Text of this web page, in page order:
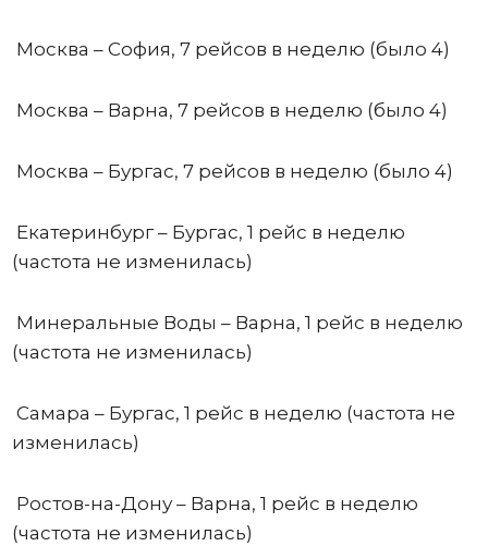
Москва – София, 7 рейсов в неделю (было 4)
Москва – Варна, 7 рейсов в неделю (было 4)
Москва – Бургас, 7 рейсов в неделю (было 4)
Екатеринбург – Бургас, 1 рейс в неделю
(частота не изменилась)
Минеральные Воды – Варна, 1 рейс в неделю
(частота не изменилась)
Самара – Бургас, 1 рейс в неделю (частота не
изменилась)
Ростов-на-Дону – Варна, 1 рейс в неделю
(частота не изменилась)